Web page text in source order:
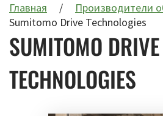
Главная
Производители
Sumitomo Drive Technologies
SUMITOMO DRIVE
TECHNOLOGIES